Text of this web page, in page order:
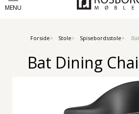
MENU
Forside Stole Spisebordsstole
Bat Dining